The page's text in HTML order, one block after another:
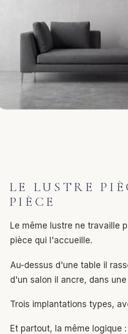
LE LUSTRE
PIÈCE
Le même lustre ne travaille
pièce qui l'accueille.
Au-dessus d'une table il
d'un salon il ancre, dans
Trois implantations types,
Et partout, la même logique